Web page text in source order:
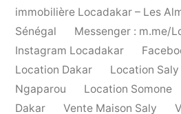
immobilière Locadakar – Les
Sénégal
Messenger : m.me/
Instagram Locadakar
Location Dakar
Location Saly
Ngaparou
Location Somone
Dakar
Vente Maison Saly